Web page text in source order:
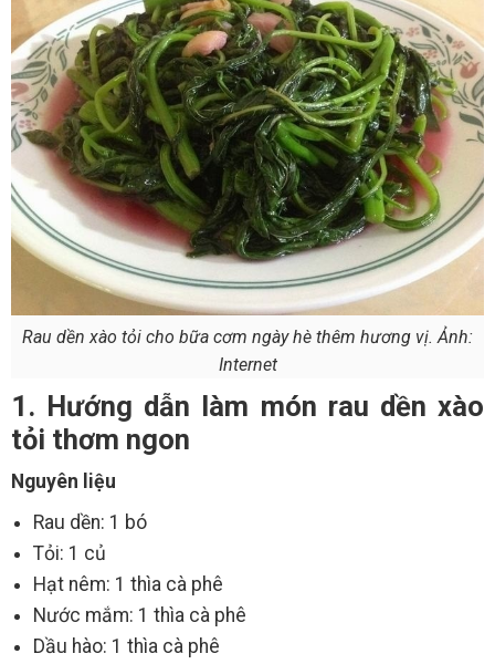
Rau dền xào tỏi cho bữa cơm ngày hè thêm hương vị. Ảnh:
Internet
1. Hướng dẫn làm món rau dền xào
tỏi thơm ngon
Nguyên liệu
Rau dền: 1 bó
Tỏi: 1 củ
Hạt nêm: 1 thìa cà phê
Nước mắm: 1 thìa cà phê
Dầu hào: 1 thìa cà phê